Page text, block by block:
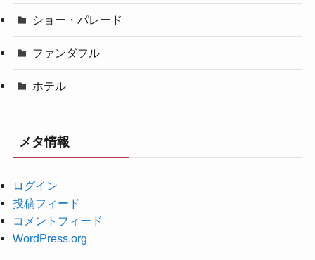
ショー・パレード
ファンダフル
ホテル
メタ情報
ログイン
投稿フィード
コメントフィード
WordPress.org